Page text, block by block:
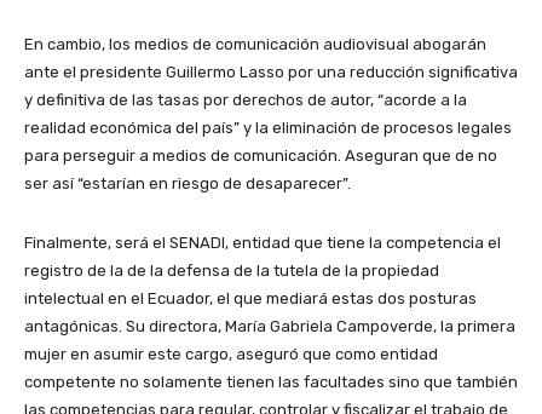
En cambio, los medios de comunicación audiovisual abogarán
ante el presidente Guillermo Lasso por una reducción significativa
y definitiva de las tasas por derechos de autor, “acorde a la
realidad económica del país” y la eliminación de procesos legales
para perseguir a medios de comunicación. Aseguran que de no
ser así “estarían en riesgo de desaparecer”.
Finalmente, será el SENADI, entidad que tiene la competencia el
registro de la de la defensa de la tutela de la propiedad
intelectual en el Ecuador, el que mediará estas dos posturas
antagónicas. Su directora, María Gabriela Campoverde, la primera
mujer en asumir este cargo, aseguró que como entidad
competente no solamente tienen las facultades sino que también
las competencias para regular, controlar y fiscalizar el trabajo de